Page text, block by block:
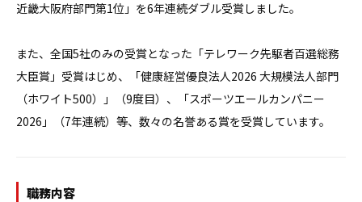
近畿大阪府部門第1位」を6年連続ダブル受賞しました。
また、全国5社のみの受賞となった「テレワーク先駆者百選総務
大臣賞」受賞はじめ、「健康経営優良法人2026 大規模法人部門
（ホワイト500）」（9度目）、「スポーツエールカンパニー
2026」（7年連続）等、数々の名誉ある賞を受賞しています。
職務内容